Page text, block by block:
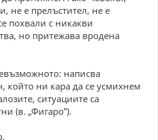
не е прелъстител, не е
похвали с никакви
но притежава вродена
написва
който ни кара да се усмихнем
ситуациите са
(в. „Фигаро”).